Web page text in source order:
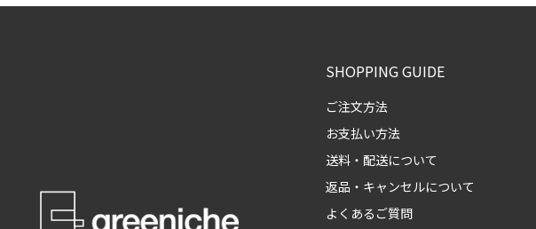
SHOPPING GUIDE
ご注文方法
お支払い方法
送料・配送について
返品・キャンセルについて
よくあるご質問